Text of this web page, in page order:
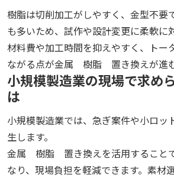
樹脂は切削加工がしやすく、金型不要
も多いため、試作や設計変更に柔軟に
材料費や加工時間を抑えやすく、トー
ながる点が金属 樹脂 置き換えが進む
小規模製造業の現場で求め
は
小規模製造業では、急ぎ案件や小ロッ
生します。
金属 樹脂 置き換えを活用すること
なり、現場負担を軽減できます。素材